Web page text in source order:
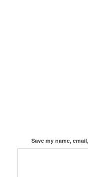
Save my name,